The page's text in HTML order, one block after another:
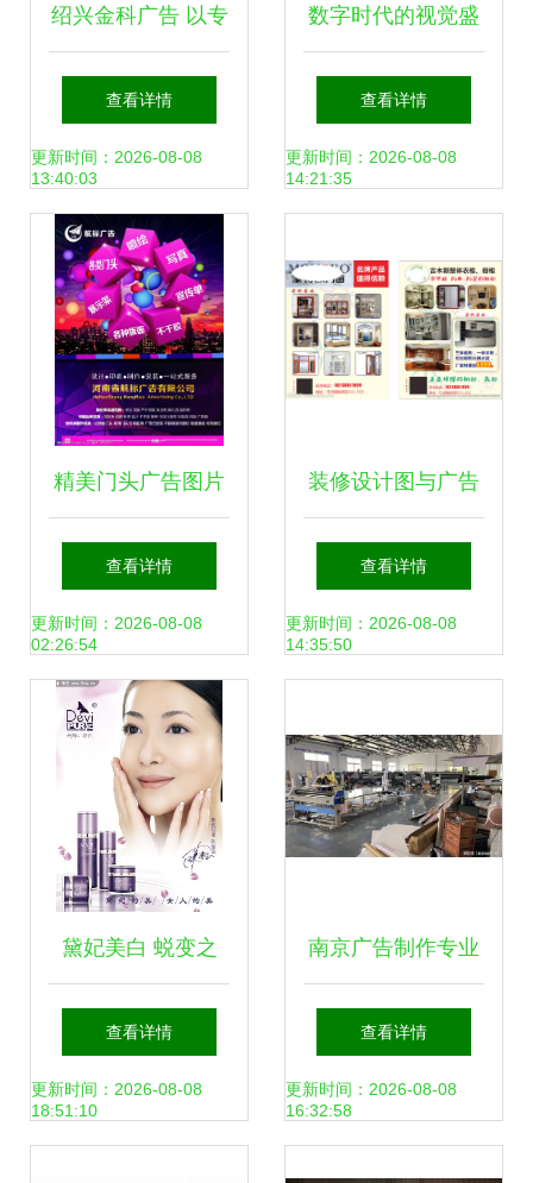
绍兴金科广告 以专
业匠心，铸就各类
广告卓越品质
查看详情
更新时间：2026-08-08
13:40:03
数字时代的视觉盛
宴 解锁创意图库的
探索之旅
查看详情
更新时间：2026-08-08
14:21:35
精美门头广告图片
素材 打造吸睛招牌
的灵感与实用指南
查看详情
更新时间：2026-08-08
02:26:54
装修设计图与广告
设计的跨界融合 打
造视觉焦点的艺术
查看详情
更新时间：2026-08-08
14:35:50
黛妃美白 蜕变之
美，从每一寸肌肤
开始
查看详情
更新时间：2026-08-08
18:51:10
南京广告制作专业
工厂 喷绘写真与亚
克力pvc激光雕刻
查看详情
更新时间：2026-08-08
16:32:58